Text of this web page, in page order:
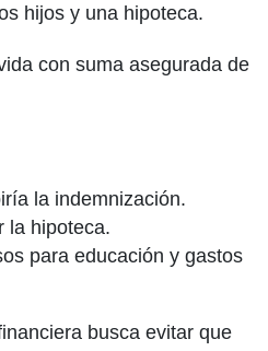
hijos y una hipoteca.
con suma asegurada de
la indemnización.
la hipoteca.
para educación y gastos
busca evitar que